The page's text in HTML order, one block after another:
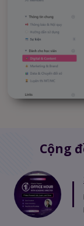
Cộng